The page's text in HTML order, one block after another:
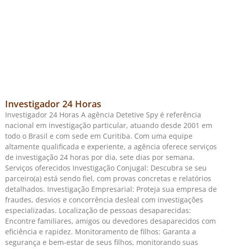
Investigador 24 Horas
Investigador 24 Horas A agência Detetive Spy é referência
nacional em investigação particular, atuando desde 2001 em
todo o Brasil e com sede em Curitiba. Com uma equipe
altamente qualificada e experiente, a agência oferece serviços
de investigação 24 horas por dia, sete dias por semana.
Serviços oferecidos Investigação Conjugal: Descubra se seu
parceiro(a) está sendo fiel, com provas concretas e relatórios
detalhados. Investigação Empresarial: Proteja sua empresa de
fraudes, desvios e concorrência desleal com investigações
especializadas. Localização de pessoas desaparecidas:
Encontre familiares, amigos ou devedores desaparecidos com
eficiência e rapidez. Monitoramento de filhos: Garanta a
segurança e bem-estar de seus filhos, monitorando suas